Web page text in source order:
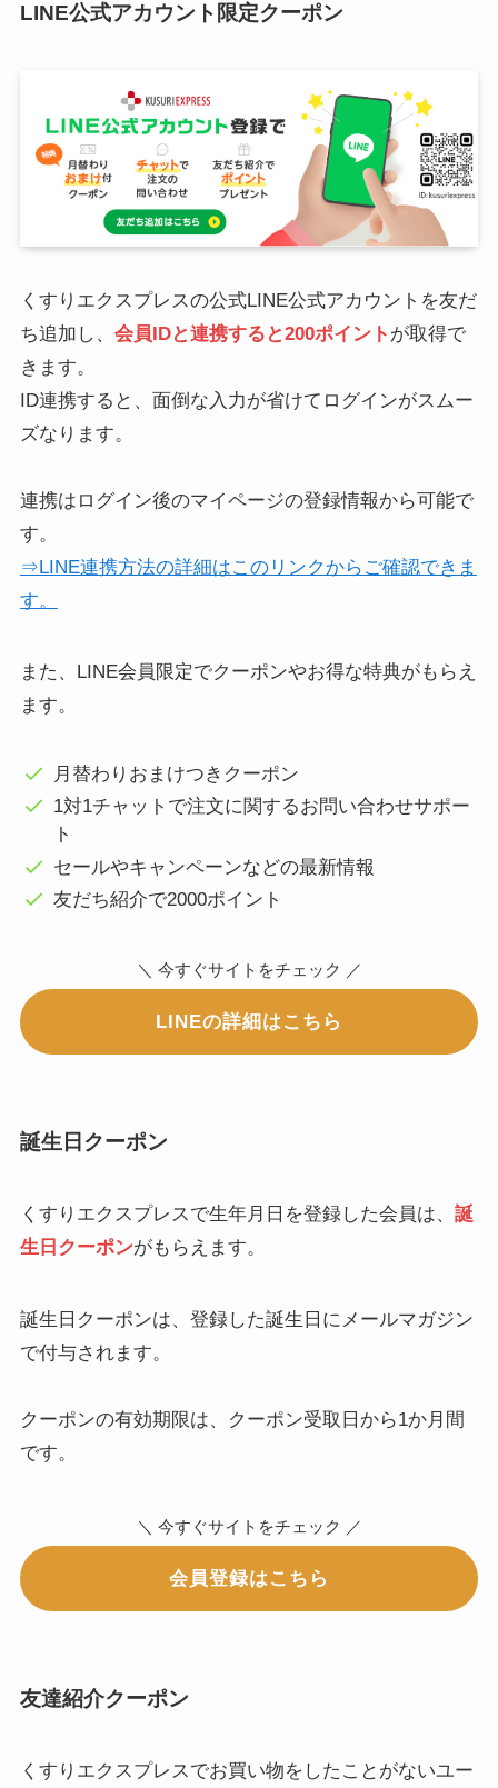
LINE公式アカウント限定クーポン
くすりエクスプレスの公式LINE公式アカウントを友だ
ち追加し、 会員IDと連携すると200ポイント が取得で
きます。
ID連携すると、面倒な入力が省けてログインがスムー
ズなります。
連携はログイン後のマイページの登録情報から可能で
す。
⇒LINE連携方法の詳細はこのリンクからご確認できま
す。
また、LINE会員限定でクーポンやお得な特典がもらえ
ます。
月替わりおまけつきクーポン
1対1チャットで注文に関するお問い合わせサポー
ト
セールやキャンペーンなどの最新情報
友だち紹介で2000ポイント
＼ 今すぐサイトをチェック ／
LINEの詳細はこちら
誕生日クーポン
くすりエクスプレスで生年月日を登録した会員は、 誕
生日クーポンがもらえます。
誕生日クーポンは、登録した誕生日にメールマガジン
で付与されます。
クーポンの有効期限は、クーポン受取日から1か月間
です。
＼ 今すぐサイトをチェック ／
会員登録はこちら
友達紹介クーポン
くすりエクスプレスでお買い物をしたことがないユー